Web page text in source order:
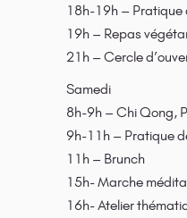
18h-19h – Pratique
19h – Repas
21h – Cercle
Samedi
8h-9h – Chi Qong,
9h-11h – Pratique
11h – Brunch
15h- Marche
16h- Atelier